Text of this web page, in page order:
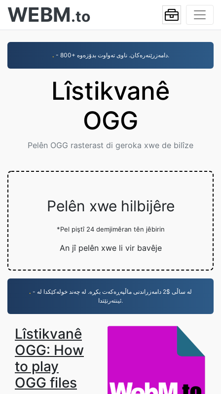
WEBM.to
. - 800+ دامەزرێنەرەکان. ناوی تەواوت بدۆزەوە.
Lîstikvanê
OGG
Pelên OGG rasterast di geroka xwe de bilîze
Pelên xwe hilbijêre
*Pel piştî 24 demjimêran tên jêbirin
An jî pelên xwe li vir bavêje
. - لە ساڵی $2 دامەزراندنی ماڵپەڕەکەت بکڕە. لە چەند خولەکێکدا لە
ئینتەرنێتدا.
Lîstikvanê
OGG: How
to play
OGG files